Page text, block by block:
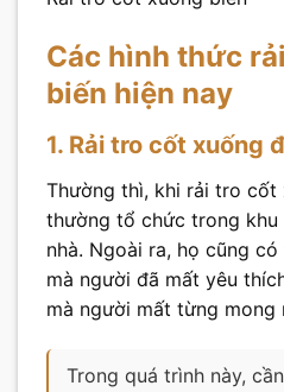
Các hình thức
biến hiện nay
1. Rải tro cốt xuống
Thường thì, khi rải tro cốt
thường tổ chức trong khu
nhà. Ngoài ra, họ cũng
mà người đã mất yêu
mà người mất từng mong
Trong quá trình này,